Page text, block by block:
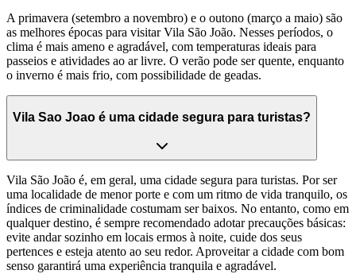
A primavera (setembro a novembro) e o outono (março a maio) são
as melhores épocas para visitar Vila São João. Nesses períodos, o
clima é mais ameno e agradável, com temperaturas ideais para
passeios e atividades ao ar livre. O verão pode ser quente, enquanto
o inverno é mais frio, com possibilidade de geadas.
Vila Sao Joao é uma cidade segura para turistas?
Vila São João é, em geral, uma cidade segura para turistas. Por ser
uma localidade de menor porte e com um ritmo de vida tranquilo, os
índices de criminalidade costumam ser baixos. No entanto, como em
qualquer destino, é sempre recomendado adotar precauções básicas:
evite andar sozinho em locais ermos à noite, cuide dos seus
pertences e esteja atento ao seu redor. Aproveitar a cidade com bom
senso garantirá uma experiência tranquila e agradável.